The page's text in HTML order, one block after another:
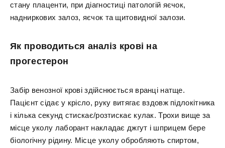
стану плаценти, при діагностиці патологій яєчок,
надниркових залоз, яєчок та щитовидної залози.
Як проводиться аналіз крові на
прогестерон
Забір венозної крові здійснюється вранці натще.
Пацієнт сідає у крісло, руку витягає вздовж підлокітника
і кілька секунд стискає/розтискає кулак. Трохи вище за
місце уколу лаборант накладає джгут і шприцем бере
біологічну рідину. Місце уколу обробляють спиртом,